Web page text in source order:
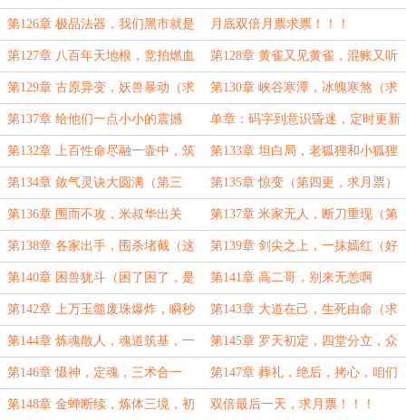
老（万更求订阅）） 嘞
第126章 极品法器，我们黑市就是
这样子的
月底双倍月票求票！！！
第127章 八百年天地根，竞拍燃血
丹（求月票））
第128章 黄雀又见黄雀，混账又听
混账
第129章 古原异变，妖兽暴动（求
订阅啊，家人们）
第130章 峡谷寒潭，冰魄寒煞（求
订阅）
第137章 给他们一点小小的震撼
（第七更求月票）
单章：码字到意识昏迷，定时更新
出错，大家看一下
第132章 上百性命尽融一壶中，筑
基丹想要吗
第133章 坦白局，老狐狸和小狐狸
（第二更））
第134章 敛气灵诀大圆满（第三
更，求月初月票）
第135章 惊变（第四更，求月票）
第136章 围而不攻，米叔华出关
（第五更，求月票！）
第137章 米家无人，断刀重现（第
六更求月票）
第138章 各家出手，围杀堵截（这
是提前发错那章，希望能有人订阅一
下
第139章 剑尖之上，一抹嫣红（好
惨一男的求月票）
第140章 困兽犹斗（困了困了，是
真顶不住了）
第141章 高二哥，别来无恙啊
第142章 上万玉髓废珠爆炸，瞬秒 第143章 大道在己，生死由命（求
月票）
第144章 炼魂散人，魂道筑基，一
条从未设想过的路
第145章 罗天初定，四堂分立，众
修归心，死心塌地
第146章 慑神，定魂，三术合一
（求订阅）
第147章 葬礼，绝后，拷心，咱们
来日方长！（提前为盟主烟花小闽
第148章 金蝉断续，炼体三境，初 双倍最后一天，求月票！！！